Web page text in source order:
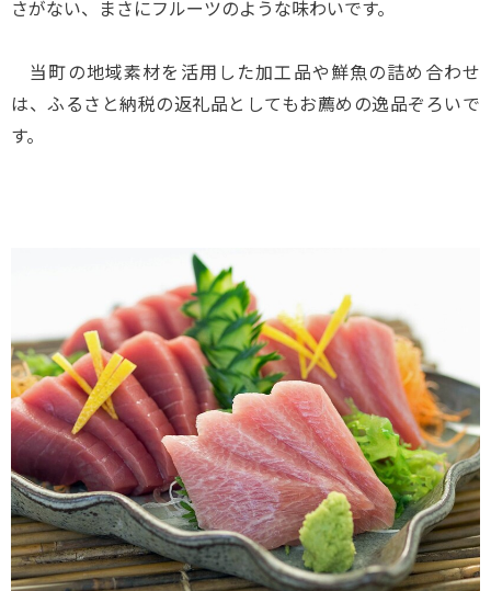
さがない、まさにフルーツのような味わいです。
当町の地域素材を活用した加工品や鮮魚の詰め合わせ
は、ふるさと納税の返礼品としてもお薦めの逸品ぞろいで
す。